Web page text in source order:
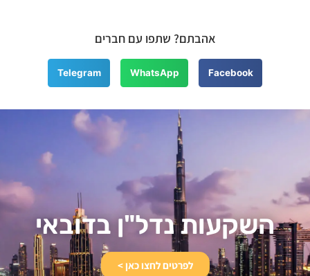
אהבתם? שתפו עם חברים
Facebook
WhatsApp
Telegram
השקעות נדל"ן בדובאי​
לפרטים לחצו כאן >